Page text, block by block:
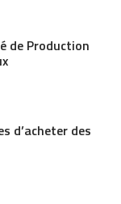
de Production
d’acheter des